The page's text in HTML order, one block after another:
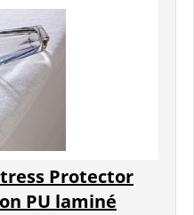
Protector
PU laminé